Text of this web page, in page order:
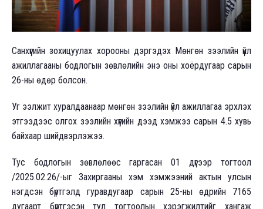
Санхүүгийн зохицуулах хорооны дэргэдэх Мөнгөн зээлийн үйл
ажиллагааны бодлогын зөвлөлийн энэ оны хоёрдугаар сарын
26-ны өдөр болсон.
Уг ээлжит хуралдаанаар мөнгөн зээлийн үйл ажиллагаа эрхлэх
этгээдээс олгох зээлийн хүүгийн дээд хэмжээ сарын 4.5 хувь
байхаар шийдвэрлэжээ.
Тус бодлогын зөвлөлөөс гаргасан 01 дүгээр тогтоол
/2025.02.26/-ыг Захиргааны хэм хэмжээний актын улсын
нэгдсэн бүртгэлд гуравдугаар сарын 25-ны өдрийн 7165
дугаарт бүртгэсэн тул тогтоолын хэрэгжилтийг хангаж